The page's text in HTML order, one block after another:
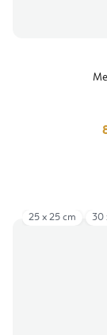
25 x 25 cm 30